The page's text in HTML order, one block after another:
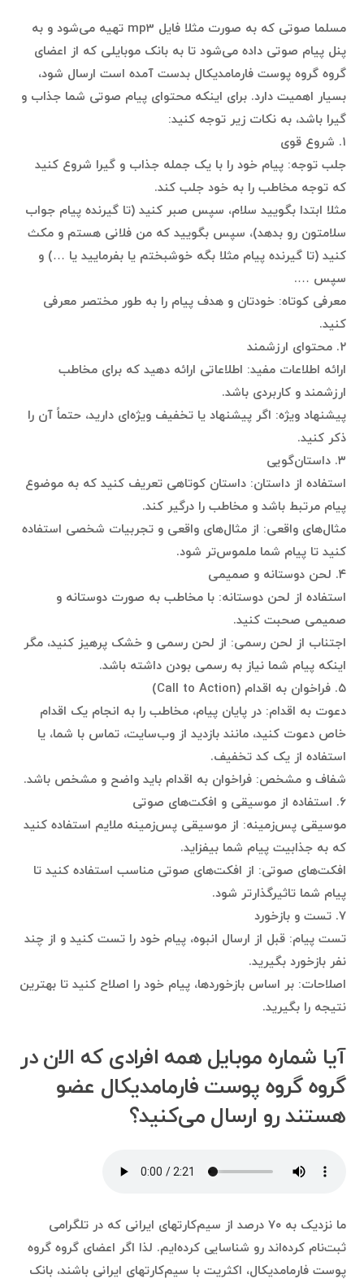
مسلما صوتی که به صورت مثلا فایل mp3 تهیه می‌شود و به
پنل پیام صوتی داده می‌شود تا به بانک موبایلی که از اعضای
گروه گروه پوست فارمامدیکال بدست آمده است ارسال شود،
بسیار اهمیت دارد. برای اینکه محتوای پیام صوتی شما جذاب و
گیرا باشد، به نکات زیر توجه کنید:
۱. شروع قوی
جلب توجه: پیام خود را با یک جمله جذاب و گیرا شروع کنید
که توجه مخاطب را به خود جلب کند.
مثلا ابتدا بگویید سلام، سپس صبر کنید (تا گیرنده پیام جواب
سلامتون رو بدهد)، سپس بگویید که من فلانی هستم و مکث
کنید (تا گیرنده پیام مثلا بگه خوشبختم یا بفرمایید یا …) و
سپس ….
معرفی کوتاه: خودتان و هدف پیام را به طور مختصر معرفی
کنید.
۲. محتوای ارزشمند
ارائه اطلاعات مفید: اطلاعاتی ارائه دهید که برای مخاطب
ارزشمند و کاربردی باشد.
پیشنهاد ویژه: اگر پیشنهاد یا تخفیف ویژه‌ای دارید، حتماً آن را
ذکر کنید.
۳. داستان‌گویی
استفاده از داستان: داستان کوتاهی تعریف کنید که به موضوع
پیام مرتبط باشد و مخاطب را درگیر کند.
مثال‌های واقعی: از مثال‌های واقعی و تجربیات شخصی استفاده
کنید تا پیام شما ملموس‌تر شود.
۴. لحن دوستانه و صمیمی
استفاده از لحن دوستانه: با مخاطب به صورت دوستانه و
صمیمی صحبت کنید.
اجتناب از لحن رسمی: از لحن رسمی و خشک پرهیز کنید، مگر
اینکه پیام شما نیاز به رسمی بودن داشته باشد.
۵. فراخوان به اقدام (Call to Action)
دعوت به اقدام: در پایان پیام، مخاطب را به انجام یک اقدام
خاص دعوت کنید، مانند بازدید از وب‌سایت، تماس با شما، یا
استفاده از یک کد تخفیف.
شفاف و مشخص: فراخوان به اقدام باید واضح و مشخص باشد.
۶. استفاده از موسیقی و افکت‌های صوتی
موسیقی پس‌زمینه: از موسیقی پس‌زمینه ملایم استفاده کنید
که به جذابیت پیام شما بیفزاید.
افکت‌های صوتی: از افکت‌های صوتی مناسب استفاده کنید تا
پیام شما تاثیرگذارتر شود.
۷. تست و بازخورد
تست پیام: قبل از ارسال انبوه، پیام خود را تست کنید و از چند
نفر بازخورد بگیرید.
اصلاحات: بر اساس بازخوردها، پیام خود را اصلاح کنید تا بهترین
نتیجه را بگیرید.
آیا شماره موبایل همه افرادی که الان در
گروه گروه پوست فارمامدیکال عضو
هستند رو ارسال می‌کنید؟
ما نزدیک به ۷۰ درصد از سیم‌کارتهای ایرانی که در تلگرامی
ثبت‌نام کرده‌اند رو شناسایی کرده‌ایم. لذا اگر اعضای گروه گروه
پوست فارمامدیکال، اکثریت با سیم‌کارتهای ایرانی باشند، بانک